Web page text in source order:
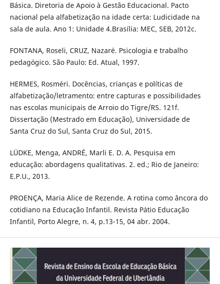
Básica. Diretoria de Apoio à Gestão Educacional. Pacto
nacional pela alfabetização na idade certa: Ludicidade na
sala de aula. Ano 1: Unidade 4.Brasília: MEC, SEB, 2012c.
FONTANA, Roseli, CRUZ, Nazaré. Psicologia e trabalho
pedagógico. São Paulo: Ed. Atual, 1997.
HERMES, Rosméri. Docências, crianças e políticas de
alfabetização/letramento: entre capturas e possibilidades
nas escolas municipais de Arroio do Tigre/RS. 121f.
Dissertação (Mestrado em Educação), Universidade de
Santa Cruz do Sul, Santa Cruz do Sul, 2015.
LÜDKE, Menga, ANDRÉ, Marli E. D. A. Pesquisa em
educação: abordagens qualitativas. 2. ed.; Rio de Janeiro:
E.P.U., 2013.
PROENÇA, Maria Alice de Rezende. A rotina como âncora do
cotidiano na Educação Infantil. Revista Pátio Educação
Infantil, Porto Alegre, n. 4, p.13-15, 04 abr. 2004.